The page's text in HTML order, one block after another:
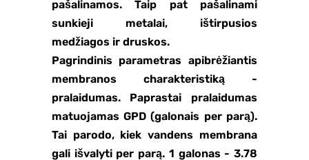
pašalinamos. Taip pat pašalinami
sunkieji metalai, ištirpusios
medžiagos ir druskos.
Pagrindinis parametras apibrėžiantis
membranos charakteristiką -
pralaidumas. Paprastai pralaidumas
matuojamas GPD (galonais per parą).
Tai parodo, kiek vandens membrana
gali išvalyti per parą. 1 galonas - 3.78